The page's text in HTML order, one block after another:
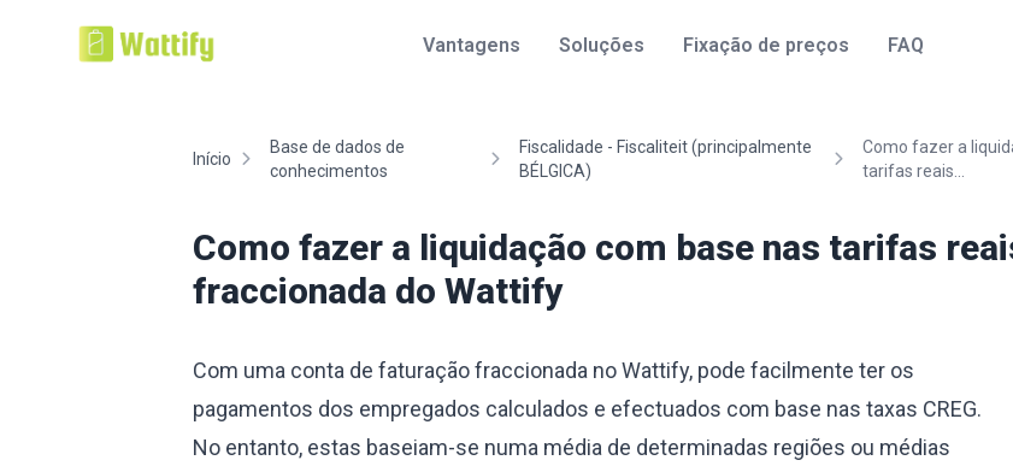
Vantagens Soluções Fixação de preços FAQ
Início
Base de dados de
conhecimentos
Fiscalidade - Fiscaliteit (principalmente
BÉLGICA)
Como fazer a
tarifas reais...
Como fazer a liquidação com base nas tarifas
fraccionada do Wattify
Com uma conta de faturação fraccionada no Wattify, pode facilmente ter os
pagamentos dos empregados calculados e efectuados com base nas taxas CREG.
No entanto, estas baseiam-se numa média de determinadas regiões ou médias